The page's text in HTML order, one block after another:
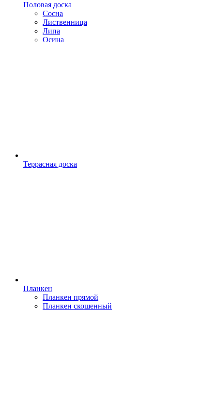
Половая доска
Сосна
Лиственница
Липа
Осина
Террасная доска
Планкен
Планкен прямой
Планкен скошенный